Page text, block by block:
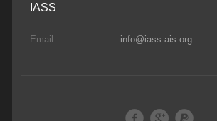
IASS
Email: info@iass-ais.org